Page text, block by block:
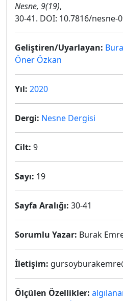
Nesne, 9(19),
30-41. DOI: 10.7816/nesne-
Geliştiren/Uyarlayan:
Öner Özkan
Yıl: 2020
Dergi: Nesne Dergisi
Cilt: 9
Sayı: 19
Sayfa Aralığı: 30-41
Sorumlu Yazar: Burak
İletişim:
Ölçülen Özellikler: